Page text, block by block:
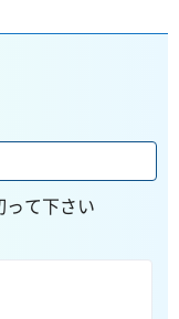
て下さい